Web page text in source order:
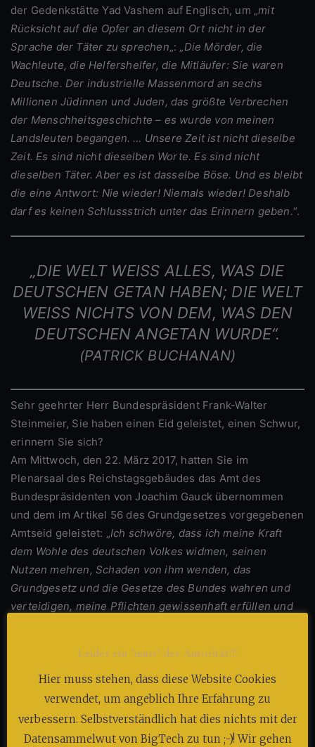
der Gedenkstätte Yad Vashem auf Englisch, um „mit
Rücksicht auf die Opfer an diesem Ort nicht in der
Sprache der Täter zu sprechen„: „Die Mörder, die
Wachleute, die Helfershelfer, die Mitläufer: Sie waren
Deutsche. Der industrielle Massenmord an sechs
Millionen Jüdinnen und Juden, das größte Verbrechen
der Menschheitsgeschichte – es wurde von meinen
Landsleuten begangen. … Unsere Zeit ist nicht dieselbe
Zeit. Es sind nicht dieselben Worte. Es sind nicht
dieselben Täter. Aber es ist dasselbe Böse. Und es bleibt
die eine Antwort: Nie wieder! Niemals wieder! Deshalb
darf es keinen Schlussstrich unter das Erinnern geben.“.
„DIE WELT WEISS ALLES, WAS DIE D
EUTSCHEN GETAN HABEN; DIE WELT W
EISS NICHTS VON DEM, WAS DEN DE
UTSCHEN ANGETAN WURDE“.
(PATRICK BUCHANAN)
Sehr geehrter Herr Bundespräsident Frank-Walter
Steinmeier, Sie haben einen Eid geleistet, einen Schwur,
erinnern Sie sich?
Am Mittwoch, den 22. März 2017, hatten Sie im
Plenarsaal des Reichstagsgebäudes das Amt des
Bundespräsidenten von Joachim Gauck übernommen
und dem im Artikel 56 des Grundgesetzes vorgegebenen
Amtseid geleistet: „Ich schwöre, dass ich meine Kraft
dem Wohle des deutschen Volkes widmen, seinen
Nutzen mehren, Schaden von ihm wenden, das
Grundgesetz und die Gesetze des Bundes wahren und
verteidigen, meine Pflichten gewissenhaft erfüllen und
„Betriebsausflüge“ werden von uns, dem deutschen
Steuerzahler, bezahlt. Sie hatten geschworen, Ihre Kraft
dem Wohle des deutschen Volkes zu widmen und
Leider ein "muss" der Autorität!!!
Hier muss stehen, dass diese Website Cookies
verwendet, um angeblich Ihre Erfahrung zu
verbessern. Selbstverständlich hat dies nichts mit der
Datensammelwut von BigTech zu tun ;-)! Wir gehen